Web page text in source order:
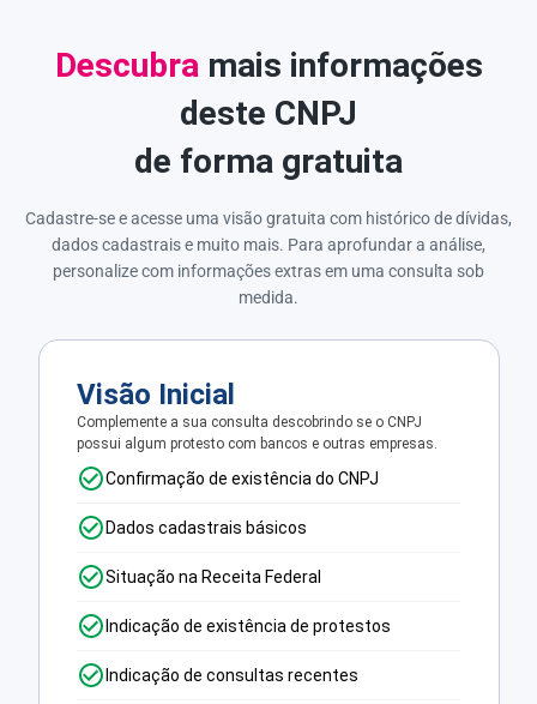
Descubra mais informações
deste CNPJ
de forma gratuita
Cadastre-se e acesse uma visão gratuita com histórico de dívidas,
dados cadastrais e muito mais. Para aprofundar a análise,
personalize com informações extras em uma consulta sob
medida.
Visão Inicial
Complemente a sua consulta descobrindo se o CNPJ
possui algum protesto com bancos e outras empresas.
Confirmação de existência do CNPJ
Dados cadastrais básicos
Situação na Receita Federal
Indicação de existência de protestos
Indicação de consultas recentes